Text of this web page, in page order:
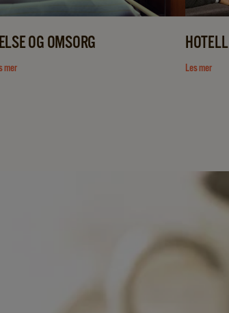
OG OMSORG
mer
HOTELL
Les mer